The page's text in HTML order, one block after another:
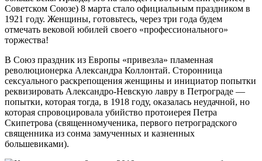
Советском Союзе) 8 марта стало официальным праздником в
1921 году. Женщины, готовьтесь, через три года будем
отмечать вековой юбилей своего «профессионального»
торжества!
В Союз праздник из Европы «привезла» пламенная
революционерка Александра Коллонтай. Сторонница
сексуального раскрепощения женщины и инициатор попытки
реквизировать Александро-Невскую лавру в Петрограде —
попытки, которая тогда, в 1918 году, оказалась неудачной, но
которая спровоцировала убийство протоиерея Петра
Скипетрова (священномученика, первого петроградского
священника из сонма замученных и казненных
большевиками).